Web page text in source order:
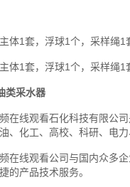
1套，浮球1个，采样绳1
1套，浮球1个，采样绳1
类采水器
线观看石化科技有限公司
、化工、高校、科研、电
线观看公司与国内众多企
的产品技术服务。